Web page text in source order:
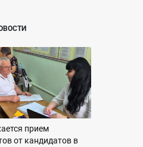
прием
от кандидатов в